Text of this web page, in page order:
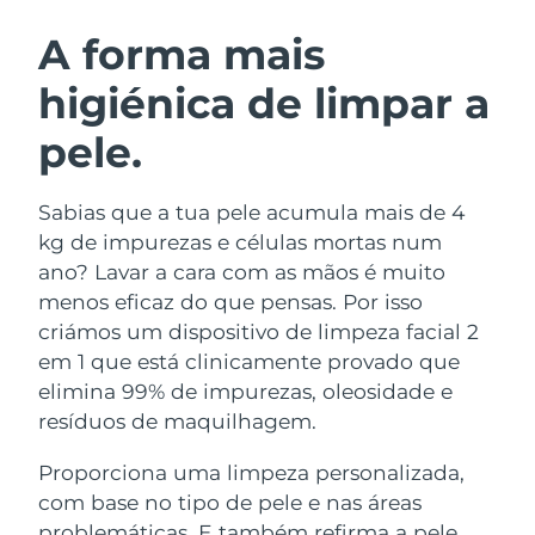
A forma mais
higiénica de limpar a
pele.
Sabias que a tua pele acumula mais de 4
kg de impurezas e células mortas num
ano? Lavar a cara com as mãos é muito
menos eficaz do que pensas. Por isso
criámos um dispositivo de limpeza facial 2
em 1 que está clinicamente provado que
elimina 99% de impurezas, oleosidade e
resíduos de maquilhagem.
Proporciona uma limpeza personalizada,
com base no tipo de pele e nas áreas
Limpeza facial
Anti-aging massage
LUNA™ 4 Plus
Massage, LED heating
LUNA™ 4 Men
Microcurrent toning
BEAR™ 2 go
Microcurrent toning on-the-go
BEAR™ 2 eyes & lips
Hidratação
UFO™ 3 kit
Deep facial hydration
UFO™ 3 LED
Near-infrared and red light therapy
device
Cuidado oral
issa™ 4
Hybrid silicone sonic toothbrush
Smart hybrid silicone sonic toothbrush
TRATAMENTO ANTIENVELHECIMENTO
FAQ™
Antienvelhecimento Tratamentos LED
Áustria Entrega prevista
Barein Entrega prevista09/08/2026
Bélgica
Bermudas Entrega prevista14/08/2026
Bósnia e
Herzegovina
Entrega prevista11/08/2026
Brunei Entrega prevista 13/08/2026
Bulgária Entrega prevista08/08/2026
Chile Entrega prevista12/08/2026